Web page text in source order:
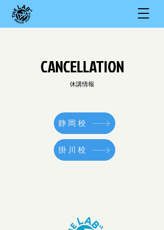
CANCELLATION
休講情報
静岡校
掛川校